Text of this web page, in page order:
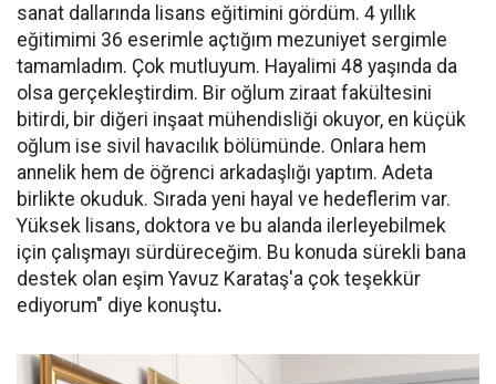
sanat dallarında lisans eğitimini gördüm. 4 yıllık
eğitimimi 36 eserimle açtığım mezuniyet sergimle
tamamladım. Çok mutluyum. Hayalimi 48 yaşında da
olsa gerçekleştirdim. Bir oğlum ziraat fakültesini
bitirdi, bir diğeri inşaat mühendisliği okuyor, en küçük
oğlum ise sivil havacılık bölümünde. Onlara hem
annelik hem de öğrenci arkadaşlığı yaptım. Adeta
birlikte okuduk. Sırada yeni hayal ve hedeflerim var.
Yüksek lisans, doktora ve bu alanda ilerleyebilmek
için çalışmayı sürdüreceğim. Bu konuda sürekli bana
destek olan eşim Yavuz Karataş'a çok teşekkür
ediyorum" diye konuştu.